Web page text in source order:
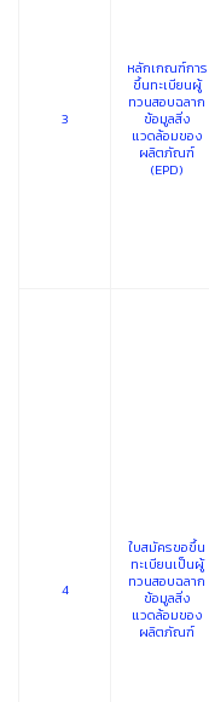
3
หลักเกณฑ์การ
ขึ้นทะเบียนผู้
ทวนสอบฉลาก
ข้อมูลสิ่ง
แวดล้อมของ
ผลิตภัณฑ์
(EPD)
4
ใบสมัครขอขึ้น
ทะเบียนเป็นผู้
ทวนสอบฉลาก
ข้อมูลสิ่ง
แวดล้อมของ
ผลิตภัณฑ์